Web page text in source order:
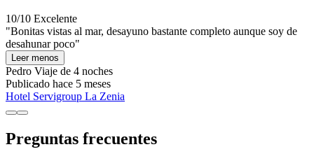
10/10 Excelente
"Bonitas vistas al mar, desayuno bastante completo aunque soy de
desahunar poco"
Leer menos
Pedro Viaje de 4 noches
Publicado hace 5 meses
Hotel Servigroup La Zenia
Preguntas frecuentes